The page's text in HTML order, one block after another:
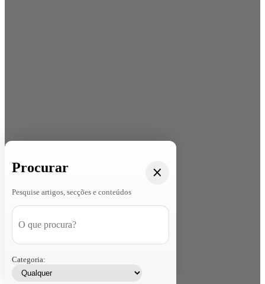
Procurar
Pesquise artigos, secções e conteúdos
Categoria: